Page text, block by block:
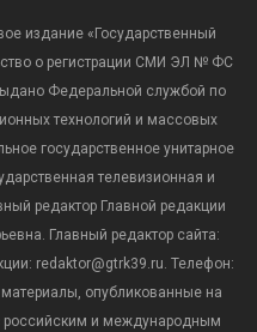
издание «Государственный
о регистрации СМИ ЭЛ № ФС
Федеральной службой по
технологий и массовых
государственное унитарное
телевизионная и
редактор Главной редакции
Главный редактор сайта:
redaktor@gtrk39.ru. Телефон:
опубликованные на
российским и международным